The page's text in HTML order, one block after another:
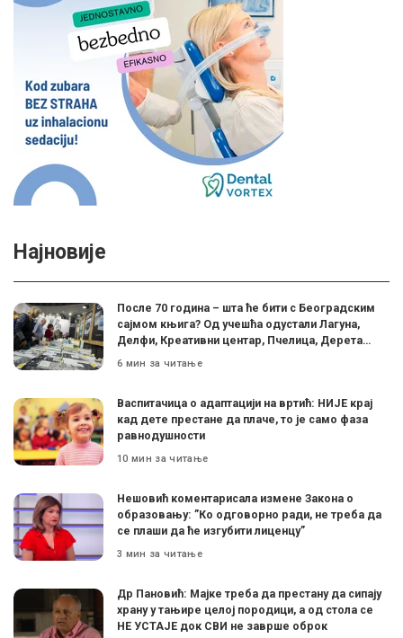
Најновије
После 70 година – шта ће бити с Београдским
сајмом књига? Од учешћа одустали Лагуна,
Делфи, Креативни центар, Пчелица, Дерета…
6 мин за читање
Васпитачица о адаптацији на вртић: НИЈЕ крај
кад дете престане да плаче, то је само фаза
равнодушности
10 мин за читање
Нешовић коментарисала измене Закона о
образовању: ”Ко одговорно ради, не треба да
се плаши да ће изгубити лиценцу”
3 мин за читање
Др Пановић: Мајке треба да престану да сипају
храну у тањире целој породици, а од стола се
НЕ УСТАЈЕ док СВИ не заврше оброк